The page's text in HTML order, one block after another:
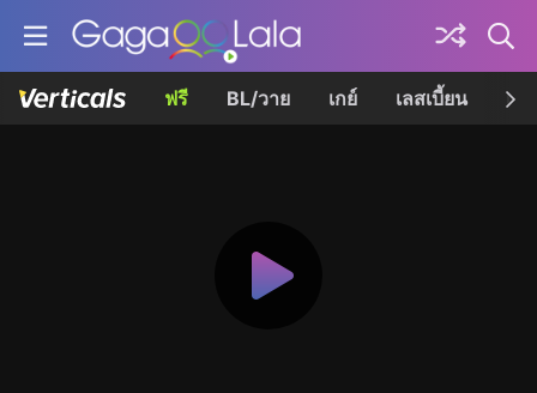
ฟรี BL/วาย เกย์ เลสเบี้ยน เค